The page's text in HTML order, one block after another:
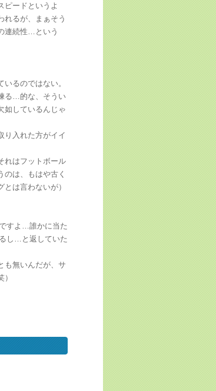
ピードというよ
れるが、まぁそう
連続性…という
るのではない。
る…的な、そうい
如しているんじゃ
り入れた方がイイ
れはフットボール
は、もはや古く
は言わないが）
すよ…誰かに当た
し…と返していた
も無いんだが、サ